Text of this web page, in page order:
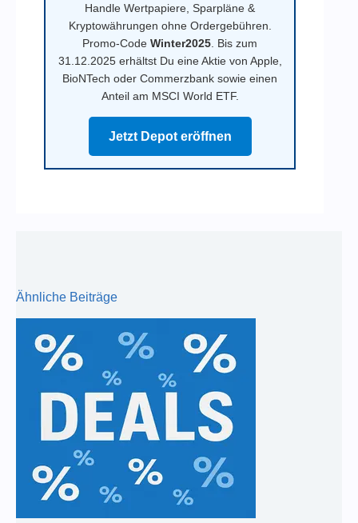
Handle Wertpapiere, Sparpläne &
Kryptowährungen ohne Ordergebühren.
Promo-CodeWinter2025. Bis zum
31.12.2025 erhältst Du eine Aktie von Apple,
BioNTech oder Commerzbank sowie einen
Anteil am MSCI World ETF.
Jetzt Depot eröffnen
Ähnliche Beiträge